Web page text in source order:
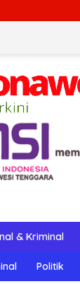
& Kriminal
Politik